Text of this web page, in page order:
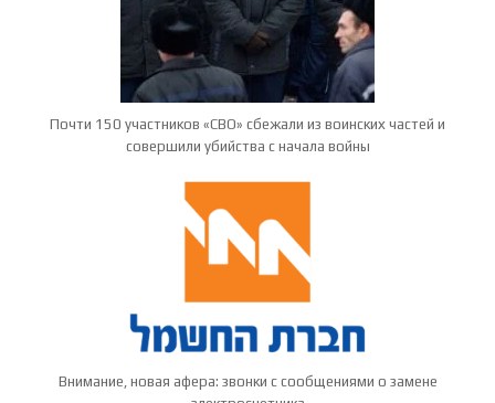
Почти 150 участников «СВО» сбежали из воинских частей и
совершили убийства с начала войны
Внимание, новая афера: звонки с сообщениями о замене